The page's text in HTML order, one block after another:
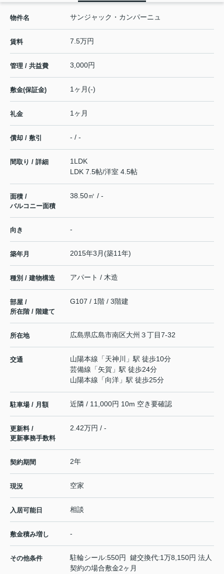
物件名 サンジャック・カンパーニュ
賃料 7.5万円
管理 / 共益費 3,000円
敷金(保証金) 1ヶ月(-)
礼金 1ヶ月
償却 / 敷引 - / -
間取り / 詳細
1LDK
LDK 7.5帖/洋室 4.5帖
面積 /
バルコニー面積
38.50㎡ / -
向き -
築年月 2015年3月(築11年)
種別 / 建物構造 アパート / 木造
部屋 /
所在階 / 階建て
G107 / 1階 / 3階建
所在地 広島県広島市南区大州 ３丁目7-32
交通 山陽本線 「天神川
」駅 徒歩10分
芸備線 「矢賀 」駅 徒歩24分
山陽本線 「向洋 」駅 徒歩25分
駐車場 / 月額 近隣 / 11,000円 10m 空き要確認
更新料 /
更新事務手数料
2.42万円 / -
契約期間 2年
現況 空家
入居可能日 相談
敷金積み増し -
その他条件
駐輪シール:550円 鍵交換代:1万8,150円 法人
契約の場合敷金2ヶ月